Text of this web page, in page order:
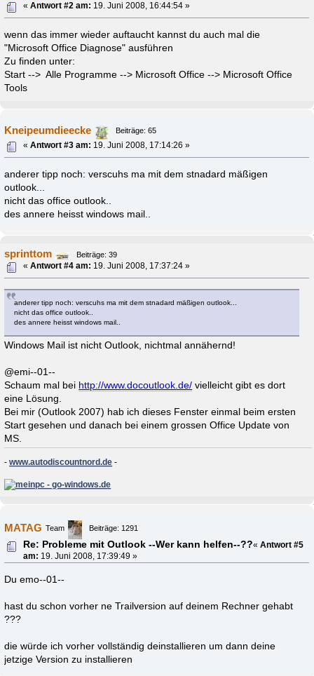
«Antwort #2 am: 19. Juni 2008, 16:44:54 »
wenn das immer wieder auftaucht kannst du auch mal die
"Microsoft Office Diagnose" ausführen
Zu finden unter:
Start --> Alle Programme --> Microsoft Office --> Microsoft Office
Tools
Kneipeumdieecke
Beiträge: 65
«Antwort #3 am: 19. Juni 2008, 17:14:26 »
anderer tipp noch: verscuhs ma mit dem stnadard mäßigen
outlook...
nicht das office outlook..
des annere heisst windows mail..
sprinttom
Beiträge: 39
«Antwort #4 am: 19. Juni 2008, 17:37:24 »
anderer tipp noch: verscuhs ma mit dem stnadard mäßigen outlook...
nicht das office outlook..
des annere heisst windows mail..
Windows Mail ist nicht Outlook, nichtmal annähernd!
@emi--01--
Schaum mal bei http://www.docoutlook.de/ vielleicht gibt es dort
eine Lösung.
Bei mir (Outlook 2007) hab ich dieses Fenster einmal beim ersten
Start gesehen und danach bei einem grossen Office Update von
MS.
-www.autodiscountnord.de -
MATAG Team Beiträge: 1291
Re: Probleme mit Outlook --Wer kann helfen--??«Antwort #5
am: 19. Juni 2008, 17:39:49 »
Du emo--01--
hast du schon vorher ne Trailversion auf deinem Rechner gehabt
???
die würde ich vorher vollständig deinstallieren um dann deine
jetzige Version zu installieren